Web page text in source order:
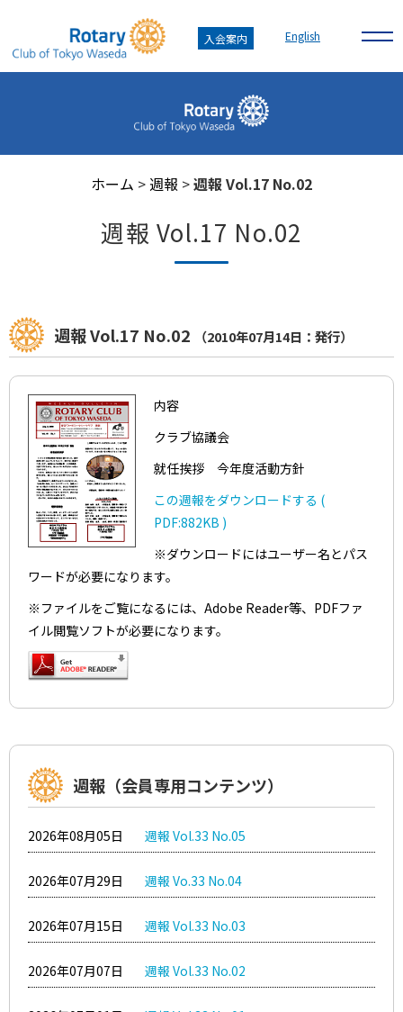
入会案内 English
ホーム > 週報 >週報 Vol.17 No.02
週報 Vol.17 No.02
週報 Vol.17 No.02 （2010年07月14日：発行）
内容
クラブ協議会
就任挨拶 今年度活動方針
この週報をダウンロードする (
PDF:882KB )
※ダウンロードにはユーザー名とパス
ワードが必要になります。
※ファイルをご覧になるには、Adobe Reader等、PDFファ
イル閲覧ソフトが必要になります。
週報（会員専用コンテンツ）
2026年08月05日 週報 Vol.33 No.05
2026年07月29日 週報 Vo.33 No.04
2026年07月15日 週報 Vol.33 No.03
2026年07月07日 週報 Vol.33 No.02